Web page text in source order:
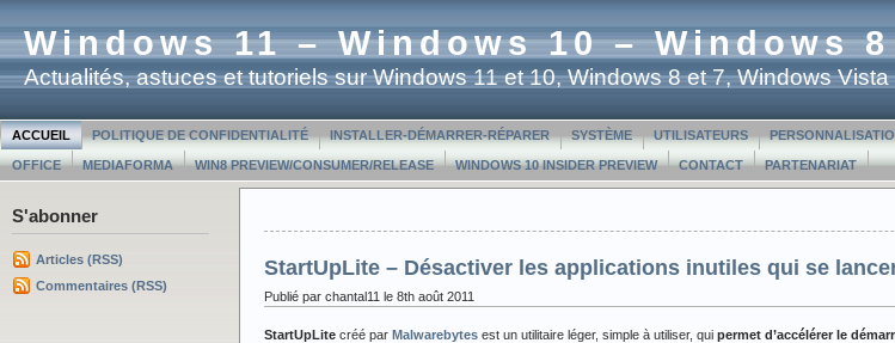
Windows 11 – Windows 10 – Windows
Actualités, astuces et tutoriels sur Windows 11 et 10, Windows 8 et 7, Windows Vista
ACCUEIL POLITIQUE DE CONFIDENTIALITÉ INSTALLER-DÉMARRER-RÉPARER SYSTÈME UTILISATEURS
OFFICE MEDIAFORMA WIN8 PREVIEW/CONSUMER/RELEASE WINDOWS 10 INSIDER PREVIEW CONTACT PARTENARIAT
S'abonner
Articles (RSS)
Commentaires (RSS)
StartUpLite – Désactiver les applications inutiles qui se
Publié par chantal11 le 8th août 2011
StartUpLite créé par Malwarebytes est un utilitaire léger, simple à utiliser, qui permet d’accélérer le